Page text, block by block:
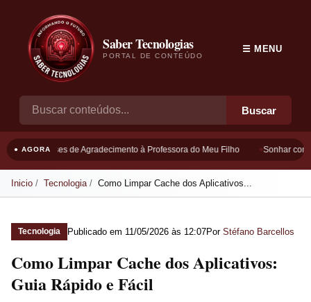
Saber Tecnologias
PORTAL DE CONTEÚDO
Buscar
☰ MENU
● AGORAFrases de Agradecimento à Professora do Meu Filho Sonhar com
Inicio Tecnologia Como Limpar Cache dos Aplicativos...
Tecnologia Publicado em 11/05/2026 às 12:07Por Stéfano Barcellos
Como Limpar Cache dos Aplicativos:
Guia Rápido e Fácil